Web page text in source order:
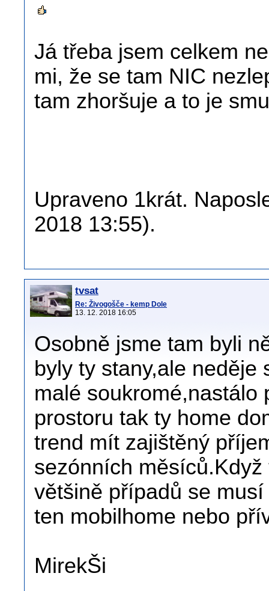
Já třeba jsem celkem
mi, že se tam NIC
tam zhoršuje a to je
Upraveno 1krát.
2018 13:55).
tvsat
Re: Živogošče - kemp Dole
13. 12. 2018 16:05
Osobně jsme tam byli
byly ty stany,ale
malé
prostoru tak ty home
trend mít zajištěný
sezónních
většině případů se
ten mobilhome nebo
MirekŠi